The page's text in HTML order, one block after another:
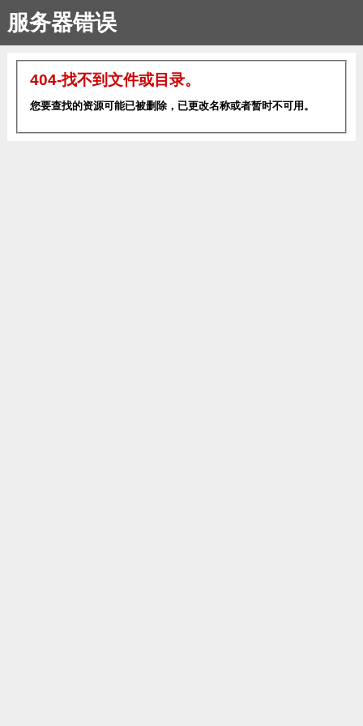
服务器错误
404-找不到文件或目录。
您要查找的资源可能已被删除，已更改名称或者暂时不可用。